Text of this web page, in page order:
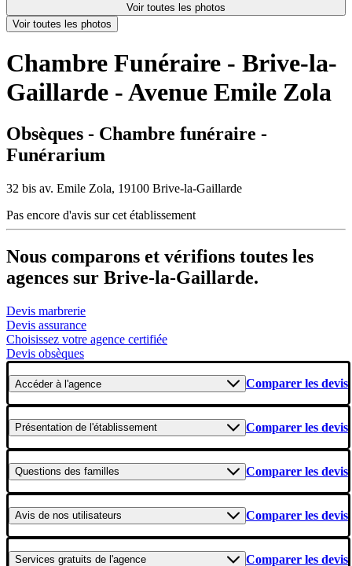
Voir toutes les photos
Voir toutes les photos
Chambre Funéraire - Brive-la-
Gaillarde - Avenue Emile Zola
Obsèques - Chambre funéraire -
Funérarium
32 bis av. Emile Zola, 19100 Brive-la-Gaillarde
Pas encore d'avis sur cet établissement
Nous comparons et vérifions toutes les
agences sur Brive-la-Gaillarde.
Devis marbrerie
Devis assurance
Choisissez votre agence certifiée
Devis obsèques
Accéderà l'agence Comparer les devis
Présentation de l'établissement Comparer les devis
Questions des familles Comparer les devis
Avis de nos utilisateurs Comparer les devis
Services gratuits de l'agence Comparer les devis